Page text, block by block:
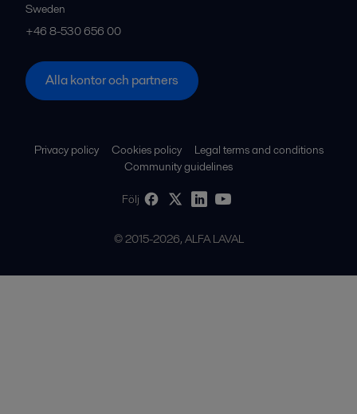
Sweden
+46 8-530 656 00
Alla kontor och partners
© 2015-2026, ALFA LAVAL
Följ
Privacy policy Cookies policy
Legal terms and conditions
Community guidelines